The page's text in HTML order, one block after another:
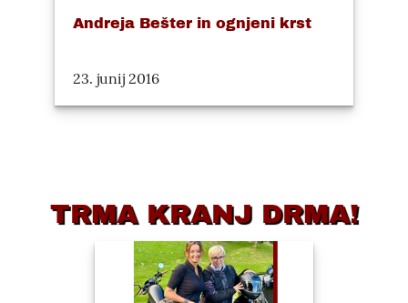
Andreja Bešter in ognjeni krst
23. junij 2016
TRMA KRANJ DRMA!